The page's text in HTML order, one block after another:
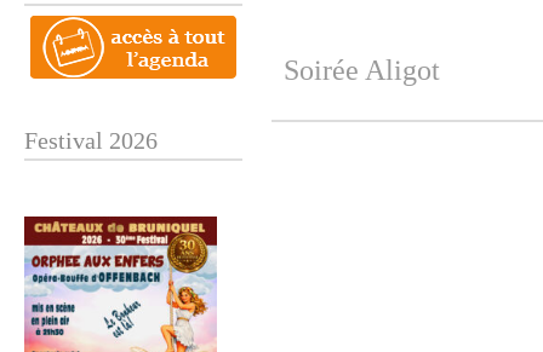
Festival 2026
Soirée Aligot